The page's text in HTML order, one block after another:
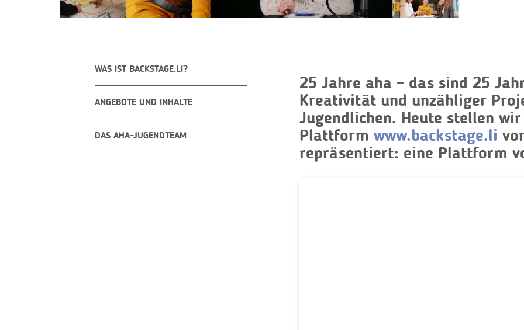
WAS IST BACKSTAGE.LI?
ANGEBOTE UND INHALTE
DAS AHA-JUGENDTEAM
25 Jahre aha – das sind 25
Kreativität und unzähliger
Jugendlichen. Heute stellen
Plattform www.backstage.li
repräsentiert: eine Plattform